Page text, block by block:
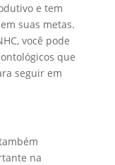
e tem
suas metas.
você pode
que
seguir em
na